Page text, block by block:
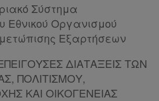
[-]
Σύστημα
Οργανισμού
Εξαρτήσεων
ΔΙΑΤΑΞΕΙΣ ΤΩΝ
ΠΟΛΙΤΙΣΜΟΥ,
ΚΑΙ ΟΙΚΟΓΕΝΕΙΑΣ